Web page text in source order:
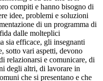
compiti e hanno bisogno di
idee, problemi e soluzioni
di un programma di
dalle molteplici
sia efficace, gli insegnanti
sotto vari aspetti, devono
relazionarsi e comunicare, di
degli altri, di lavorare in
che si presentano e che